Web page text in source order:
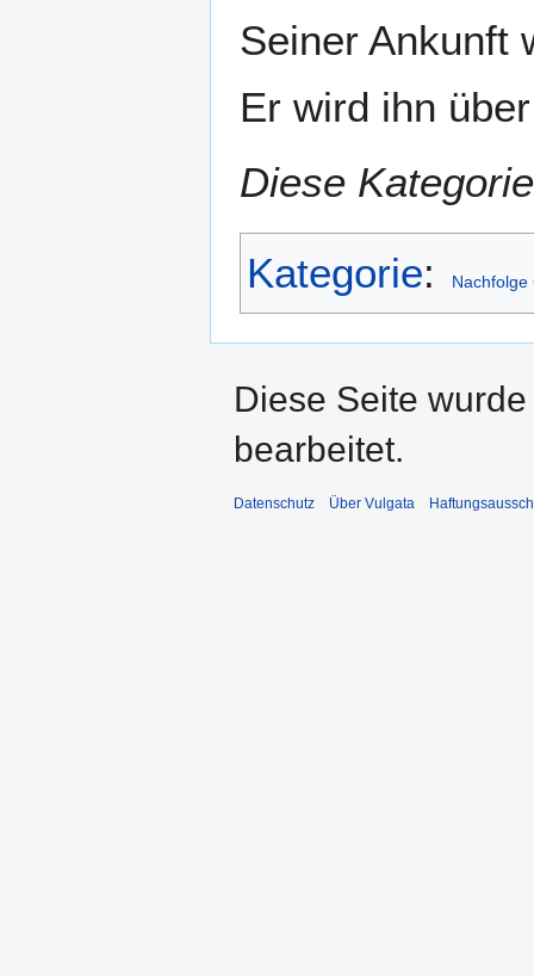
Seiner Ankunft
Er wird ihn
Diese
Kategorie: Nachfolge
Diese Seite
bearbeitet.
Datenschutz Über Vulgata